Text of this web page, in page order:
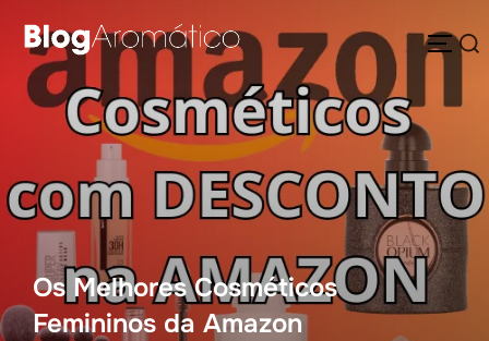
para
conteúdo
Pesquisar
por:
Os Melhores Cosméticos
Femininos da Amazon